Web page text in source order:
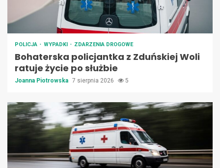
POLICJA WYPADKI ZDARZENIA DROGOWE
Bohaterska policjantka z Zduńskiej Woli
ratuje życie po służbie
Joanna Piotrowska 7 sierpnia 2026 5